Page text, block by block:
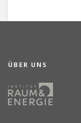
ÜBER UNS